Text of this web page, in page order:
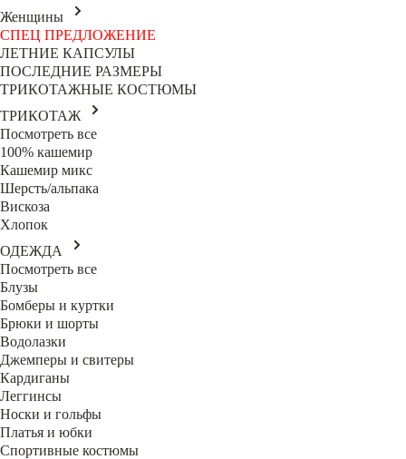
Женщины
СПЕЦ ПРЕДЛОЖЕНИЕ
ЛЕТНИЕ КАПСУЛЫ
ПОСЛЕДНИЕ РАЗМЕРЫ
ТРИКОТАЖНЫЕ КОСТЮМЫ
ТРИКОТАЖ
Посмотреть все
100% кашемир
Кашемир микс
Шерсть/альпака
Вискоза
Хлопок
ОДЕЖДА
Посмотреть все
Блузы
Бомберы и куртки
Брюки и шорты
Водолазки
Джемперы и свитеры
Кардиганы
Леггинсы
Носки и гольфы
Платья и юбки
Спортивные костюмы